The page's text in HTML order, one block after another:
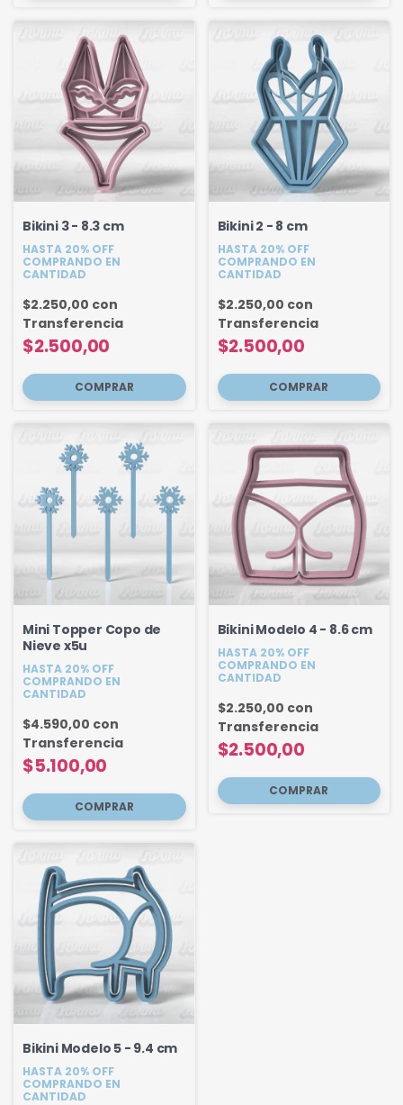
Bikini 3 - 8.3 cm
HASTA 20% OFF
COMPRANDO EN
CANTIDAD
$2.500,00
$2.250,00 con
Transferencia
Bikini 2 - 8 cm
HASTA 20% OFF
COMPRANDO EN
CANTIDAD
$2.500,00
$2.250,00 con
Transferencia
Mini Topper Copo de
Nieve x5u
HASTA 20% OFF
COMPRANDO EN
CANTIDAD
$5.100,00
$4.590,00 con
Transferencia
Bikini Modelo 4 - 8.6 cm
HASTA 20% OFF
COMPRANDO EN
CANTIDAD
$2.500,00
$2.250,00 con
Transferencia
Bikini Modelo 5 - 9.4 cm
HASTA 20% OFF
COMPRANDO EN
CANTIDAD